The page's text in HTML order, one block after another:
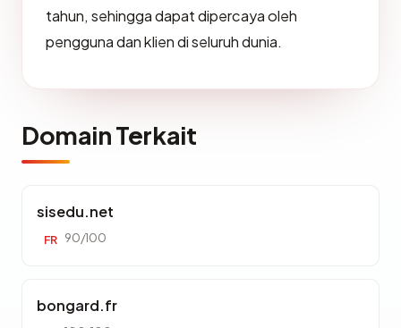
tahun, sehingga dapat dipercaya oleh
pengguna dan klien di seluruh dunia.
Domain Terkait
sisedu.net
FR 90/100
bongard.fr